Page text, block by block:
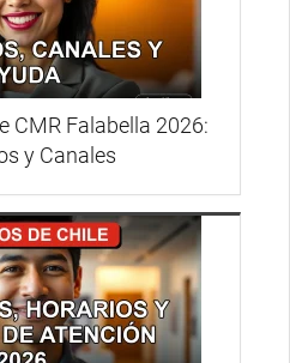
CMR Falabella 2026:
y Canales